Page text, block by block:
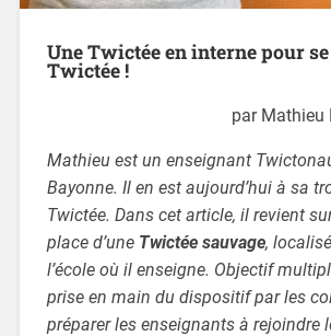
Une Twictée en interne pour
Twictée !
par Mathieu
Mathieu est un enseignant
Bayonne. Il en est aujourd’hui à sa
Twictée. Dans cet article, il revient
place d’une Twictée sauvage,
l’école où il enseigne. Objectif
prise en main du dispositif par les
préparer les enseignants à rejoindre